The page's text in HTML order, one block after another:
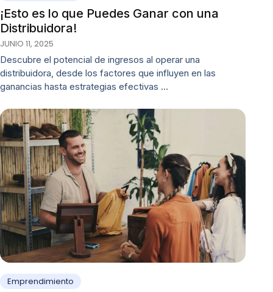
¡Esto es lo que Puedes Ganar con una
Distribuidora!
JUNIO 11, 2025
Descubre el potencial de ingresos al operar una
distribuidora, desde los factores que influyen en las
ganancias hasta estrategias efectivas …
Emprendimiento